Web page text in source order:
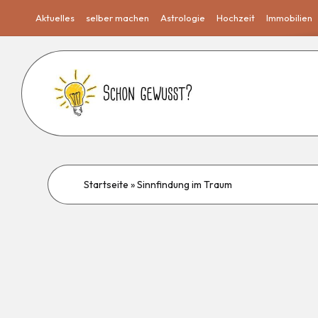
Aktuelles selber machen Astrologie Hochzeit Immobilien
Startseite »Sinnfindung im Traum